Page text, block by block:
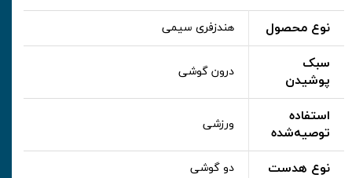
نوع محصول هندزفری سیمی
سبک
پوشیدن
درون گوشی
استفاده
توصیه‌شده
ورزشی
نوع هدست دو گوشی